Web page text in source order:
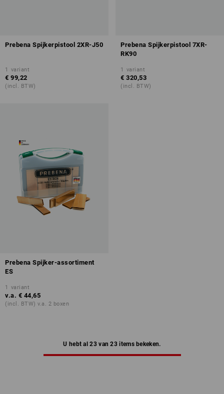
Prebena Spijkerpistool 2XR-J50
1 variant
€ 99,22
(incl. BTW)
Prebena Spijkerpistool 7XR-
RK90
1 variant
€ 320,53
(incl. BTW)
Prebena Spijker-assortiment
ES
1 variant
v.a. € 44,65
(incl. BTW) v.a. 2 boxen
U hebt al 23 van 23 items bekeken.